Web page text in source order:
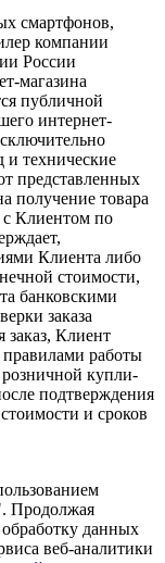
смартфонов,
компании
России
магазина
публичной
интернет-
технические
представленных
получение товара
с Клиентом по
Клиента либо
стоимости,
банковскими
заказа
заказ, Клиент
правилами работы
розничной купли-
подтверждения
и сроков
Продолжая
обработку данных
веб-аналитики